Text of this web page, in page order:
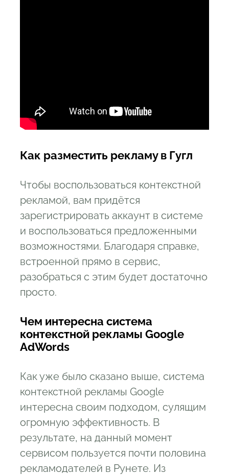
Как разместить рекламу в Гугл
Чтобы воспользоваться контекстной
рекламой, вам придётся
зарегистрировать аккаунт в системе
и воспользоваться предложенными
возможностями. Благодаря справке,
встроенной прямо в сервис,
разобраться с этим будет достаточно
просто.
Чем интересна система
контекстной рекламы Google
AdWords
Как уже было сказано выше, система
контекстной рекламы Google
интересна своим подходом, сулящим
огромную эффективность. В
результате, на данный момент
сервисом пользуется почти половина
рекламодателей в Рунете. Из